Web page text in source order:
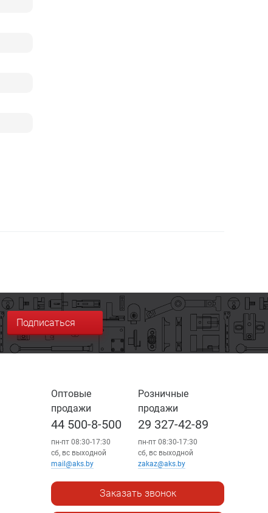
Подписаться
Оптовые
продажи
44 500-8-500
пн-пт 08:30-17:30
сб, вс выходной
mail@aks.by
Розничные
продажи
29 327-42-89
пн-пт 08:30-17:30
сб, вс выходной
zakaz@aks.by
Заказать звонок